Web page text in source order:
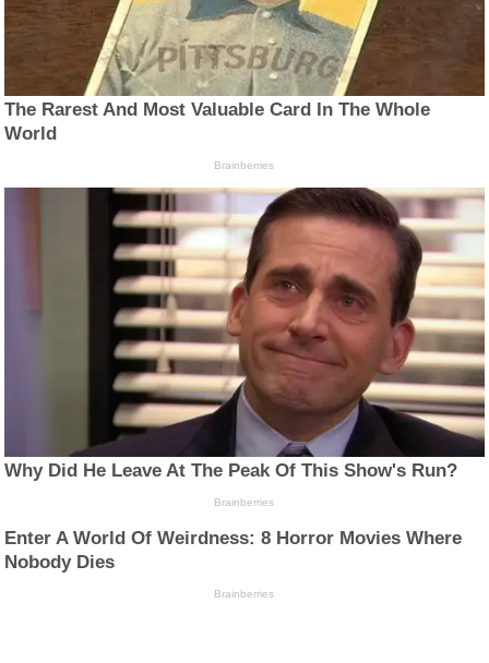
The Rarest And Most Valuable Card In The Whole
World
Brainberries
Why Did He Leave At The Peak Of This Show's Run?
Brainberries
Enter A World Of Weirdness: 8 Horror Movies Where
Nobody Dies
Brainberries